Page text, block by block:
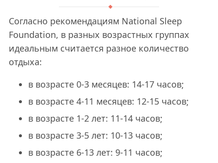
Согласно рекомендациям National Sleep
Foundation, в разных возрастных группах
идеальным считается разное количество
отдыха:
в возрасте 0-3 месяцев: 14-17 часов;
в возрасте 4-11 месяцев: 12-15 часов;
в возрасте 1-2 лет: 11-14 часов;
в возрасте 3-5 лет: 10-13 часов;
в возрасте 6-13 лет: 9-11 часов;